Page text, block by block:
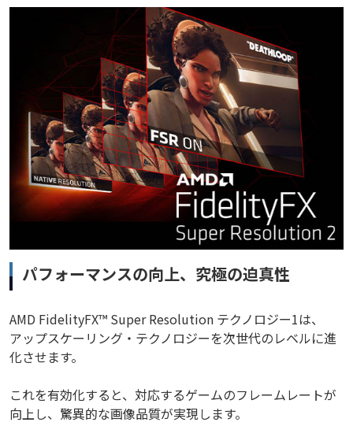
パフォーマンスの向上、究極の迫真性
AMD FidelityFX™ Super Resolution テクノロジー1は、
アップスケーリング・テクノロジーを次世代のレベルに進
化させます。
これを有効化すると、対応するゲームのフレームレートが
向上し、驚異的な画像品質が実現します。